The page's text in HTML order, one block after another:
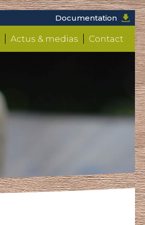
Documentation
Actus & medias Contact